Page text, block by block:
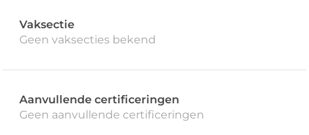
Vaksectie
Geen vaksecties bekend
Aanvullende certificeringen
Geen aanvullende certificeringen